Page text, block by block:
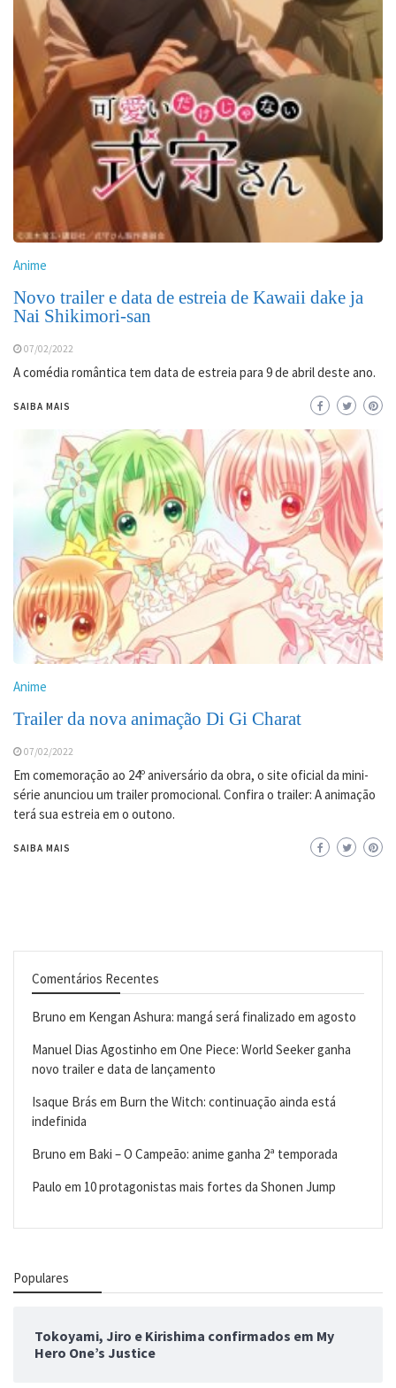
Anime
Novo trailer e data de estreia de Kawaii dake ja
Nai Shikimori-san
07/02/2022
A comédia romântica tem data de estreia para 9 de abril deste ano.
SAIBA MAIS
Anime
Trailer da nova animação Di Gi Charat
07/02/2022
Em comemoração ao 24º aniversário da obra, o site oficial da mini-
série anunciou um trailer promocional. Confira o trailer: A animação
terá sua estreia em o outono.
SAIBA MAIS
Comentários Recentes
Bruno em Kengan Ashura: mangá será finalizado em agosto
Manuel Dias Agostinho em One Piece: World Seeker ganha
novo trailer e data de lançamento
Isaque Brás em Burn the Witch: continuação ainda está
indefinida
Bruno em Baki – O Campeão: anime ganha 2ª temporada
Paulo em 10 protagonistas mais fortes da Shonen Jump
Populares
Tokoyami, Jiro e Kirishima confirmados em My
Hero One’s Justice